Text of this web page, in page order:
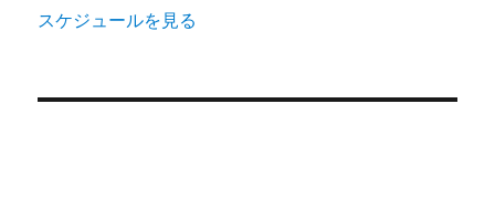
スケジュールを見る